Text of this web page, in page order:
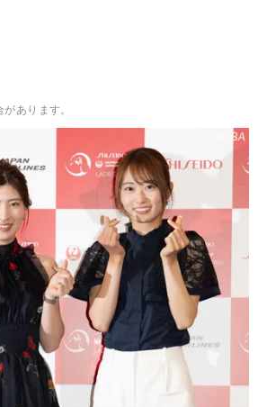
あります。